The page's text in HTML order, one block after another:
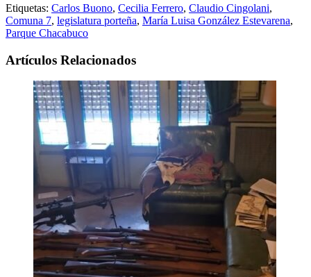
Etiquetas: Carlos Buono, Cecilia Ferrero, Claudio Cingolani,
Comuna 7, legislatura porteña, María Luisa González Estevarena,
Parque Chacabuco
Artículos Relacionados